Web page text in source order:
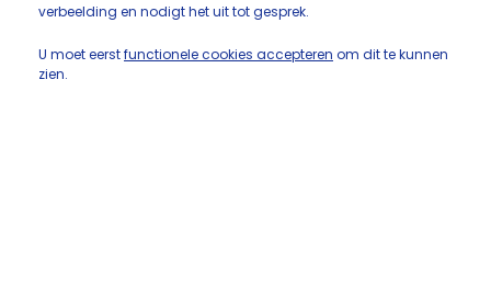
verbeelding en nodigt het uit tot gesprek.
U moet eerstfunctionele cookies accepteren om dit te kunnen
zien.